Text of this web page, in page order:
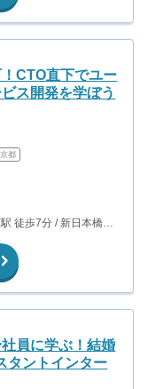
CTO直下でユー
ス開発を学ぼう
都
徒歩7分 / 新日本橋駅
員に学ぶ！結婚
タントインター